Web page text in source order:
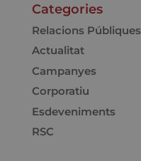
Categories
Relacions Públiques
Actualitat
Campanyes
Corporatiu
Esdeveniments
RSC